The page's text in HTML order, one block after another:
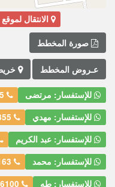
الانتقال لموقع
صورة المخطط
عـروض المخطط
للإستفسار: مرتضى
للإستفسار: مهدي
للإستفسار: عبد الكريم
للإستفسار: محمد
للإستفسار: طه